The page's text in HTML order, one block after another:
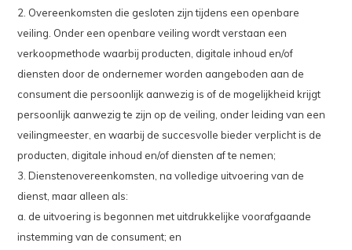
2. Overeenkomsten die gesloten zijn tijdens een openbare
veiling. Onder een openbare veiling wordt verstaan een
verkoopmethode waarbij producten, digitale inhoud en/of
diensten door de ondernemer worden aangeboden aan de
consument die persoonlijk aanwezig is of de mogelijkheid krijgt
persoonlijk aanwezig te zijn op de veiling, onder leiding van een
veilingmeester, en waarbij de succesvolle bieder verplicht is de
producten, digitale inhoud en/of diensten af te nemen;
3. Dienstenovereenkomsten, na volledige uitvoering van de
dienst, maar alleen als:
a. de uitvoering is begonnen met uitdrukkelijke voorafgaande
instemming van de consument; en